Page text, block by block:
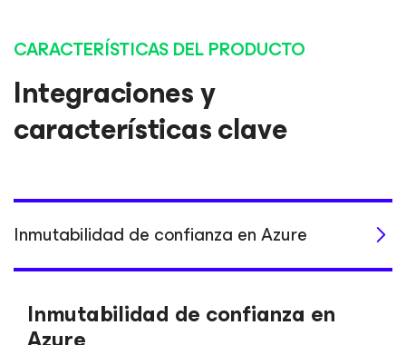
CARACTERÍSTICAS DEL PRODUCTO
Integraciones y
características clave
Inmutabilidad de confianza en Azure
Inmutabilidad de confianza en